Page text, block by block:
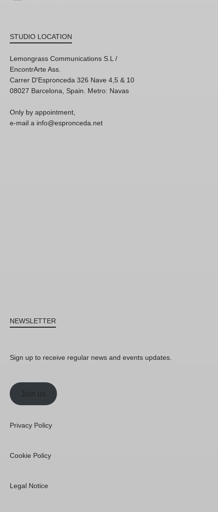
STUDIO LOCATION
Lemongrass Communications S.L /
EncontrArte Ass.
Carrer D'Espronceda 326 Nave 4,5 & 10
08027 Barcelona, Spain. Metro: Navas
Only by appointment,
e-mail a info@espronceda.net
NEWSLETTER
Sign up to receive regular news and events updates.
Join us
Privacy Policy
Cookie Policy
Legal Notice